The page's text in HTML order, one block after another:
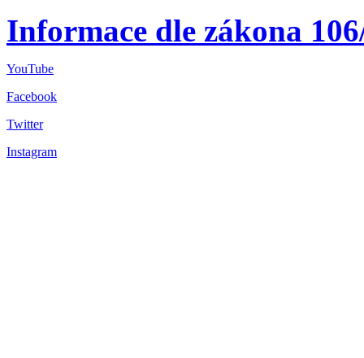
Informace dle zákona
YouTube
Facebook
Twitter
Instagram